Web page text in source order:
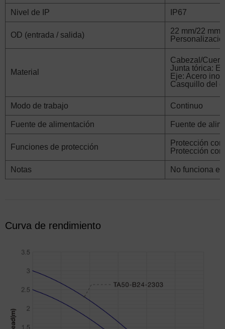
Nivel de IP IP67
OD (entrada / salida)
22 mm/22 mm
Material
Cabezal/
Junta tórica:
Eje: Acero
Casquillo del
Modo de trabajo Continuo
Fuente de alimentación Fuente de
Funciones de protección
Protección
Protección
Notas No funciona
Curva de rendimiento